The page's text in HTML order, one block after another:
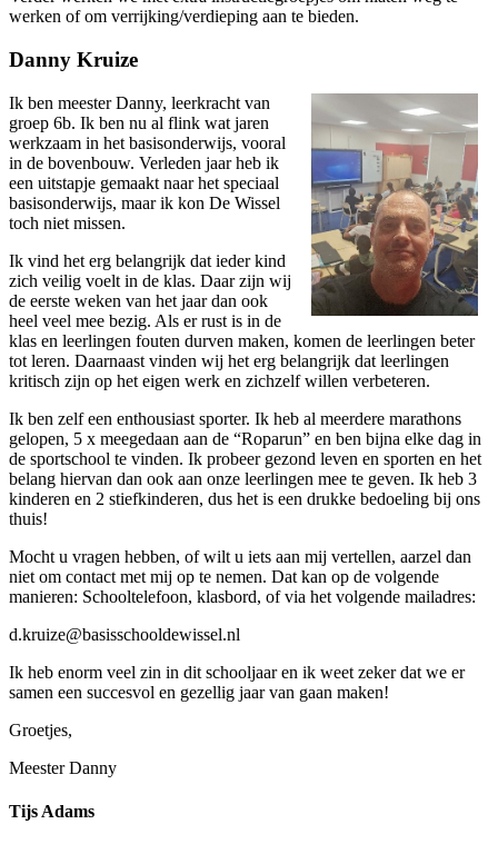
werken of om verrijking/verdieping aan te bieden.
Danny Kruize
Ik ben meester Danny, leerkracht van
groep 6b. Ik ben nu al flink wat jaren
werkzaam in het basisonderwijs, vooral
in de bovenbouw. Verleden jaar heb ik
een uitstapje gemaakt naar het speciaal
basisonderwijs, maar ik kon De Wissel
toch niet missen.
Ik vind het erg belangrijk dat ieder kind
zich veilig voelt in de klas. Daar zijn wij
de eerste weken van het jaar dan ook
heel veel mee bezig. Als er rust is in de
klas en leerlingen fouten durven maken, komen de leerlingen beter
tot leren. Daarnaast vinden wij het erg belangrijk dat leerlingen
kritisch zijn op het eigen werk en zichzelf willen verbeteren.
Ik ben zelf een enthousiast sporter. Ik heb al meerdere marathons
gelopen, 5 x meegedaan aan de “Roparun” en ben bijna elke dag in
de sportschool te vinden. Ik probeer gezond leven en sporten en het
belang hiervan dan ook aan onze leerlingen mee te geven. Ik heb 3
kinderen en 2 stiefkinderen, dus het is een drukke bedoeling bij ons
thuis!
Mocht u vragen hebben, of wilt u iets aan mij vertellen, aarzel dan
niet om contact met mij op te nemen. Dat kan op de volgende
manieren: Schooltelefoon, klasbord, of via het volgende mailadres:
d.kruize@basisschooldewissel.nl
Ik heb enorm veel zin in dit schooljaar en ik weet zeker dat we er
samen een succesvol en gezellig jaar van gaan maken!
Groetjes,
Meester Danny
Tijs Adams